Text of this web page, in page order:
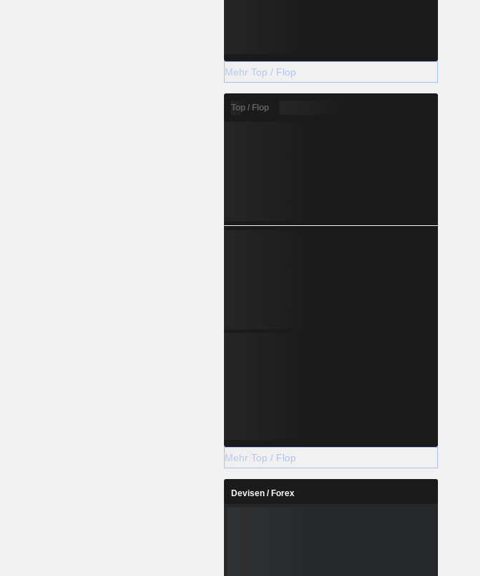
Mehr Top / Flop
Top / Flop
Mehr Top / Flop
Devisen / Forex